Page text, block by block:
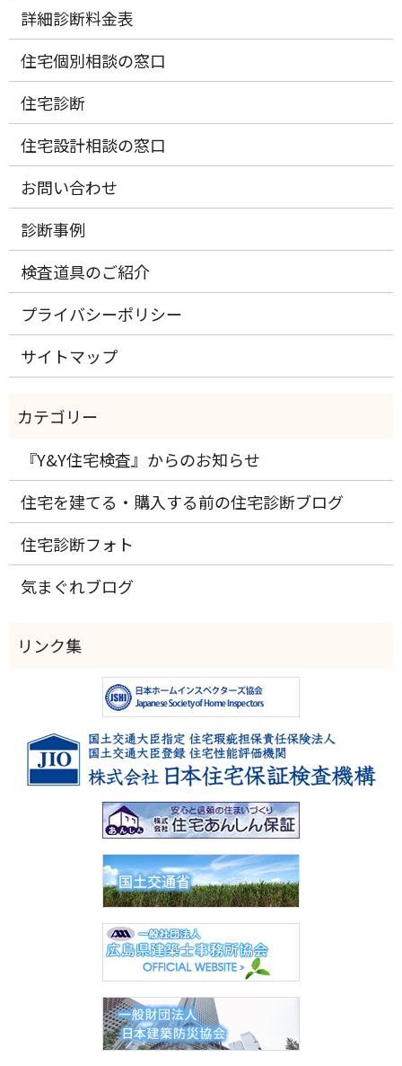
詳細診断料金表
住宅個別相談の窓口
住宅診断
住宅設計相談の窓口
お問い合わせ
診断事例
検査道具のご紹介
プライバシーポリシー
サイトマップ
『Y&Y住宅検査』からのお知らせ
住宅を建てる・購入する前の住宅診断ブログ
住宅診断フォト
気まぐれブログ